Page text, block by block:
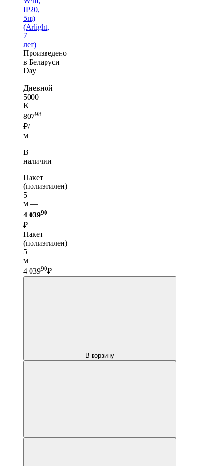
IP20,
5m)
(Arlight,
7
лет)
Произведено
в Беларуси
Day
|
Дневной
5000
K
80798
₽/
м
В
наличии
Пакет
(полиэтилен)
5
м —
4 03990
₽
Пакет
(полиэтилен)
5
м
4 03990₽
В корзину